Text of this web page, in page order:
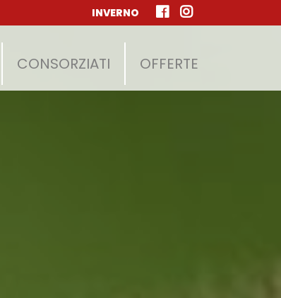
INVERNO
CONSORZIATI OFFERTE